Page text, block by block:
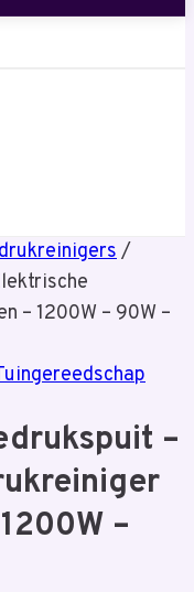
/
– 1200W – 90W –
–
–